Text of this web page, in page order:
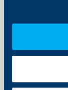
Промяна
нови